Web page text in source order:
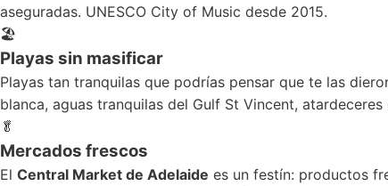
aseguradas. UNESCO City of Music desde 2015.
🏖️
Playas sin masificar
Playas tan tranquilas que podrías pensar que te las
blanca, aguas tranquilas del Gulf St Vincent, atardeceres
🥬
Mercados frescos
El Central Market de Adelaide es un festín: productos